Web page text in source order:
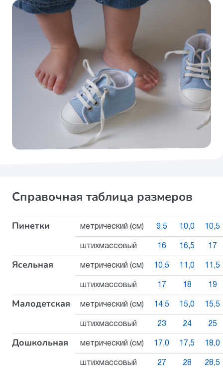
Справочная таблица размеров
Пинетки метрический (см)
штихмассовый
9,5
16
10,0
16,5
10,5
17
Ясельная метрический (см)
штихмассовый
10,5
17
11,0
18
11,5
19
Малодетская метрический (см)
штихмассовый
14,5
23
15,0
24
15,5
25
Дошкольная метрический (см)
штихмассовый
17,0
27
17,5
28
18,0
28,5